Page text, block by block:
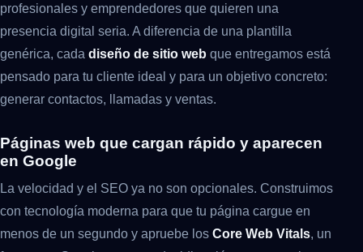
profesionales y emprendedores que quieren una
presencia digital seria. A diferencia de una plantilla
genérica, cada diseño de sitio web que entregamos está
pensado para tu cliente ideal y para un objetivo concreto:
generar contactos, llamadas y ventas.
Páginas web que cargan rápido y aparecen
en Google
La velocidad y el SEO ya no son opcionales. Construimos
con tecnología moderna para que tu página cargue en
menos de un segundo y apruebe los Core Web Vitals, un